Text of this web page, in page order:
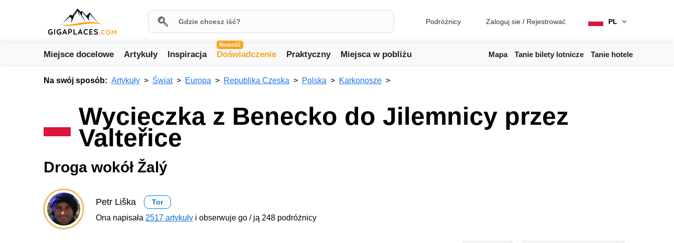
Podróżnicy Zaloguj sie / Rejestrować PL
Miejsce docelowe Artykuły Inspiracja
Nowość
Doświadczenie Praktyczny Miejsca w pobliżu Mapa Tanie bilety lotnicze Tanie hotele
Na swój sposób: Artykuły Świat Europa Republika Czeska Polska Karkonosze
Wycieczka z Benecko do Jilemnicy przez
Valteřice
Droga wokół Žalý
Petr Liška Tor
Ona napisała 2517 artykuły i obserwuje go / ją 248 podróżnicy